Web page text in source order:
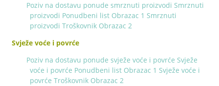
Poziv na dostavu ponude smrznuti proizvodi Smrznuti
proizvodi Ponudbeni list Obrazac 1 Smrznuti
proizvodi Troškovnik Obrazac 2
Svježe voće i povrće
Poziv na dostavu ponude svježe voće i povrće Svježe
voće i povrće Ponudbeni list Obrazac 1 Svježe voće i
povrće Troškovnik Obrazac 2